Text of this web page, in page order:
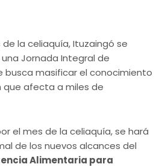
la celiaquía, Ituzaingó se
Jornada Integral de
busca masificar el conocimiento
que afecta a miles de
el mes de la celiaquía, se hará
de los nuevos alcances del
Alimentaria para